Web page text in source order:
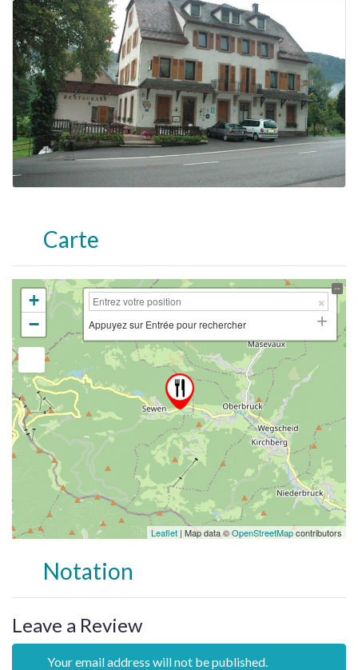
Carte
+
−
Appuyez sur Entrée pour rechercher
Leaflet | Map data ©OpenStreetMapcontributors
Notation
Leave a Review
Your email address will not be published.